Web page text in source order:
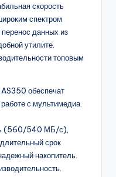
скорость
спектром
перенос данных из
утилите.
топовым
обеспечат
с мультимедиа.
(560/540 МБ/с),
срок
накопитель.